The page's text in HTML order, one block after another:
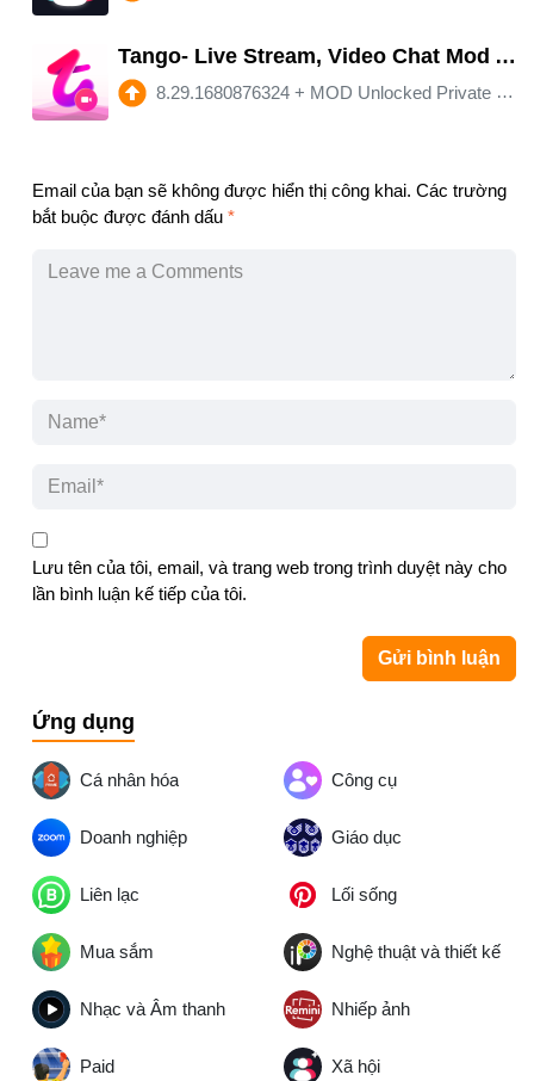
Tango- Live Stream, Video Chat Mod APK 8.29.1680876324 (Unlimited money)(Unlocked)
8.29.1680876324 + MOD Unlocked Private Room/Money/Coins
Email của bạn sẽ không được hiển thị công khai. Các trường
bắt buộc được đánh dấu *
Lưu tên của tôi, email, và trang web trong trình duyệt này cho
lần bình luận kế tiếp của tôi.
Ứng dụng
Cá nhân hóa Công cụ
Doanh nghiệp Giáo dục
Liên lạc Lối sống
Mua sắm Nghệ thuật và thiết kế
Nhạc và Âm thanh Nhiếp ảnh
Paid Xã hội